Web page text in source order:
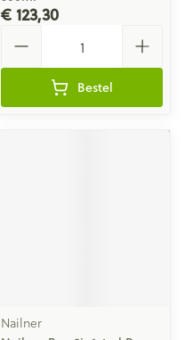
€ 123,30
Bestel
Nailner